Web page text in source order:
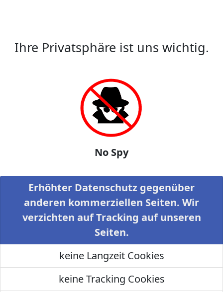
Ihre Privatsphäre ist uns wichtig.
No Spy
Erhöhter Datenschutz gegenüber
anderen kommerziellen Seiten. Wir
verzichten auf Tracking auf unseren
Seiten.
keine Langzeit Cookies
keine Tracking Cookies